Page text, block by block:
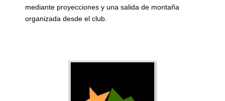
mediante proyecciones y una salida de montaña
organizada desde el club.